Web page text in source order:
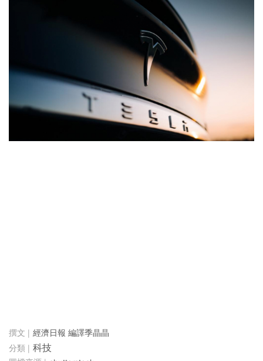
經濟日報 編譯季晶晶
科技